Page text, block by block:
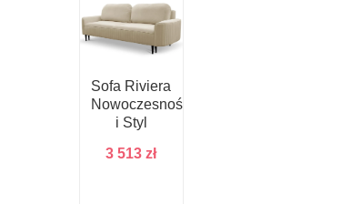
Sofa Riviera
Nowoczesność
i Styl
3 513zł